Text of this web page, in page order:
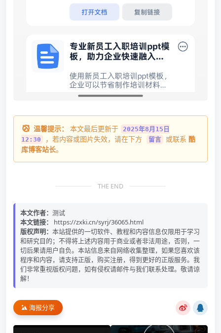
温馨提示： 本文最后更新于
2025年8月15日
12:30
，若内容或图片失效，请在下方 留言 或联系 酷
库博客站长。
THE END
本文作者： 测试
本文链接：
https://zxki.cn/syrj/36065.html
版权声明： 本站提供的一切软件、教程和内容信息仅限用于学习
和研究目的；不得将上述内容用于商业或者非法用途，否则，一
切后果请用户自负。本站信息来自网络收集整理，如果您喜欢该
程序和内容，请支持正版，购买注册，得到更好的正版服务。我
们非常重视版权问题，如有侵权请邮件与我们联系处理。敬请谅
解！
海报分享